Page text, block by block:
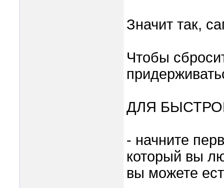
Значит так,
Чтобы
ДЛЯ
- начните
который вы
вы можете